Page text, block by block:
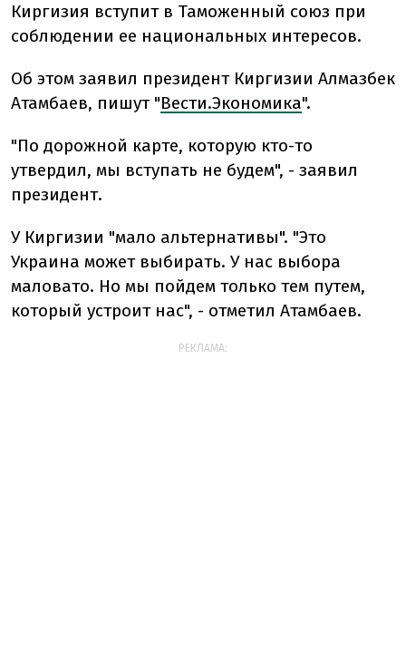
Киргизия вступит в Таможенный союз при
соблюдении ее национальных интересов.
Об этом заявил президент Киргизии Алмазбек
Атамбаев, пишут "Вести.Экономика".
"По дорожной карте, которую кто-то
утвердил, мы вступать не будем", - заявил
президент.
У Киргизии "мало альтернативы". "Это
Украина может выбирать. У нас выбора
маловато. Но мы пойдем только тем путем,
который устроит нас", - отметил Атамбаев.
РЕКЛАМА: